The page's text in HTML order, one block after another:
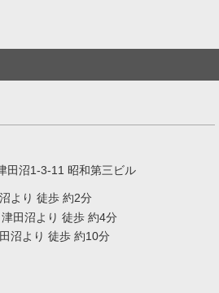
田沼1-3-11 昭和第三ビル
より 徒歩 約2分
田沼より 徒歩 約4分
沼より 徒歩 約10分